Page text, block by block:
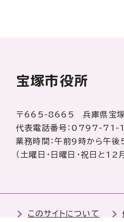
宝塚市役所
〒665-8665 兵庫県宝塚
代表電話番号：0797-71-
業務時間：午前9時から午後
（土曜日・日曜日・祝日と
このサイトについて